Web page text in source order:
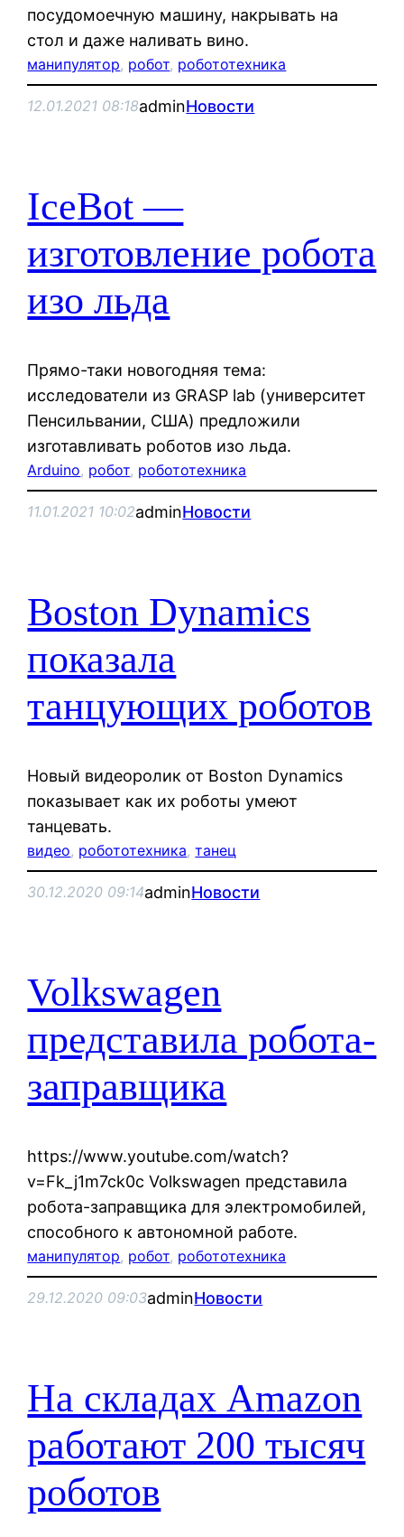
посудомоечную машину, накрывать на
стол и даже наливать вино.
манипулятор, робот, робототехника
12.01.2021 08:18adminНовости
IceBot —
изготовление робота
изо льда
Прямо-таки новогодняя тема:
исследователи из GRASP lab (университет
Пенсильвании, США) предложили
изготавливать роботов изо льда.
Arduino, робот, робототехника
11.01.2021 10:02adminНовости
Boston Dynamics
показала
танцующих роботов
Новый видеоролик от Boston Dynamics
показывает как их роботы умеют
танцевать.
видео, робототехника, танец
30.12.2020 09:14adminНовости
Volkswagen
представила робота-
заправщика
https://www.youtube.com/watch?
v=Fk_j1m7ck0c Volkswagen представила
робота-заправщика для электромобилей,
способного к автономной работе.
манипулятор, робот, робототехника
29.12.2020 09:03adminНовости
На складах Amazon
работают 200 тысяч
роботов